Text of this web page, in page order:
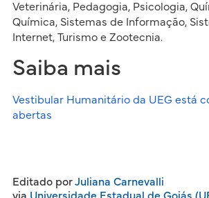
Veterinária, Pedagogia, Psicologia,
Química, Sistemas de Informação,
Internet, Turismo e Zootecnia.
Saiba mais
Vestibular Humanitário da UEG está
abertas
Editado porJuliana Carnevalli
via Universidade Estadual de Goiás